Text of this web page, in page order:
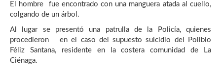
El hombre fue encontrado con una manguera atada al cuello,
colgando de un árbol.
Al lugar se presentó una patrulla de la Policía, quienes
procedieron en el caso del supuesto suicidio del Polibio
Féliz Santana, residente en la costera comunidad de La
Ciénaga.